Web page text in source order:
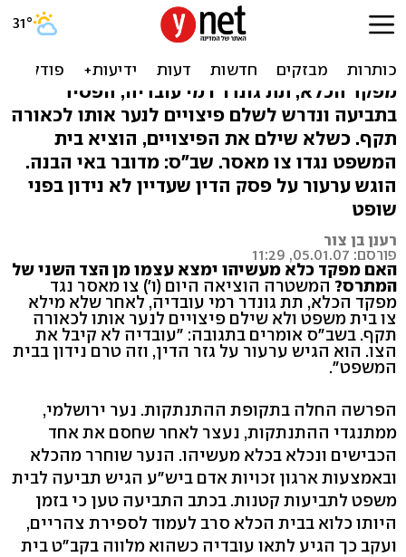
צו מאסר הוצא נגד מפקד כלא
מפקד הכלא, תת גונדר רמי עובדיה, הפסיד
בתביעה ונדרש לשלם פיצויים לנער אותו לכאורה
תקף. כשלא שילם את הפיצויים, הוציא בית
המשפט נגדו צו מאסר. שב"ס: מדובר באי הבנה.
הוגש ערעור על פסק הדין שעדיין לא נידון בפני
שופט
רענן בן צור
פורסם: 05.01.07, 11:29
האם מפקד כלא מעשיהו ימצא עצמו מן הצד השני של
המתרס? המשטרה הוציאה היום (ו') צו מאסר נגד
מפקד הכלא, תת גונדר רמי עובדיה, לאחר שלא מילא
צו בית משפט ולא שילם פיצויים לנער אותו לכאורה
תקף. בשב"ס אומרים בתגובה: "עובדיה לא קיבל את
הצו. הוא הגיש ערעור על גזר הדין, וזה טרם נידון בבית
המשפט".
הפרשה החלה בתקופת ההתנתקות. נער ירושלמי,
ממתנגדי ההתנתקות, נעצר לאחר שחסם את אחד
הכבישים ונכלא בכלא מעשיהו. הנער שוחרר מהכלא
ובאמצעות ארגון זכויות אדם ביש"ע הגיש תביעה לבית
משפט לתביעות קטנות. בכתב התביעה טען כי בזמן
היותו כלוא בבית הכלא סרב לעמוד לספירת צהריים,
ועקב כך הגיע לתאו עובדיה כשהוא מלווה בקב"ט בית